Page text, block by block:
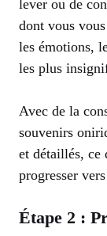
lever ou de
dont vous
les émotions,
les plus
Avec de la
souvenirs
et détaillés, ce
progresser
Étape 2 :